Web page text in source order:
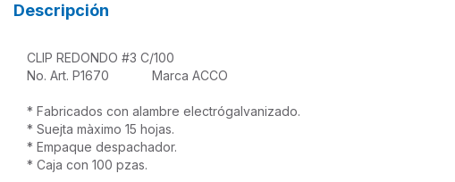
Descripción
CLIP REDONDO #3 C/100
No. Art. P1670            Marca ACCO
* Fabricados con alambre electrógalvanizado.
* Suejta màximo 15 hojas.
* Empaque despachador.
* Caja con 100 pzas.